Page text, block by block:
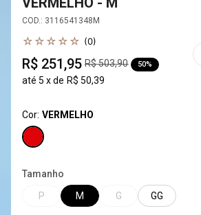
COD.: 3116541348M
☆ ☆ ☆ ☆ ☆ (0)
R$ 251,95 R$503,90 50%
até 5 x de R$ 50,39
Cor: VERMELHO
Tamanho
P
M G GG